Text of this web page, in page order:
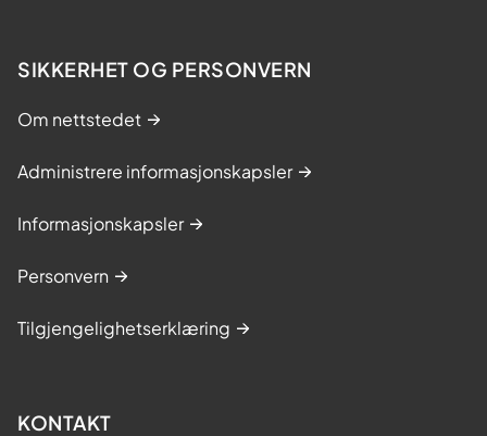
SIKKERHET OG PERSONVERN
Om nettstedet
Administrere informasjonskapsler
Informasjonskapsler
Personvern
Tilgjengelighetserklæring
KONTAKT